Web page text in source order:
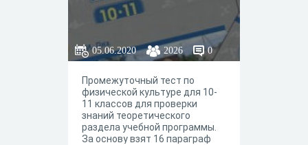
05.06.2020 2026 0
Промежуточный тест по
физической культуре для 10-
11 классов для проверки
знаний теоретического
раздела учебной программы.
За основу взят 16 параграф